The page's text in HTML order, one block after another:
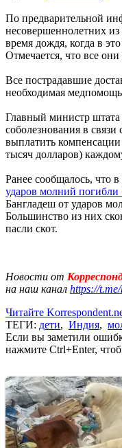
По предварительной
несовершеннолетних
время дождя, когда в
Отмечается, что все
Все пострадавшие
необходимая
Главный министр
соболезнования в
выплатить
тысяч долларов)
Ранее сообщалось, что
ударов молний погибли
Бангладеш от ударов
Большинство из них
пасли скот.
Новости от
на наш канал https://
Читайте
ТЕГИ: дети, Индия,
Если вы заметили
нажмите Ctrl+Enter,